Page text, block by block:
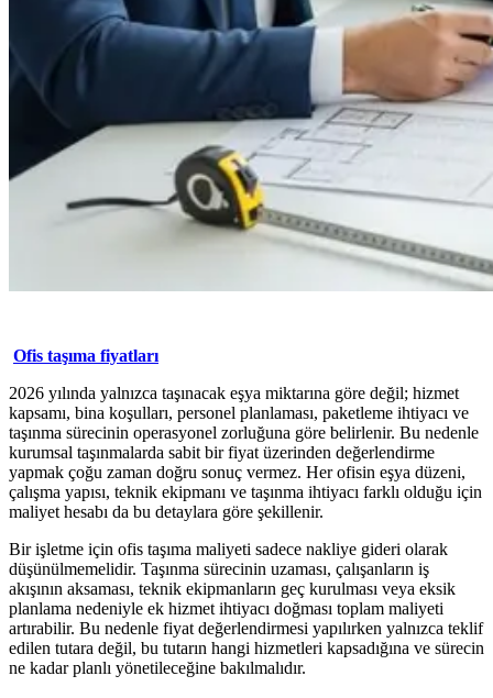
Ofis taşıma fiyatları
2026 yılında yalnızca taşınacak eşya miktarına göre değil; hizmet
kapsamı, bina koşulları, personel planlaması, paketleme ihtiyacı ve
taşınma sürecinin operasyonel zorluğuna göre belirlenir. Bu nedenle
kurumsal taşınmalarda sabit bir fiyat üzerinden değerlendirme
yapmak çoğu zaman doğru sonuç vermez. Her ofisin eşya düzeni,
çalışma yapısı, teknik ekipmanı ve taşınma ihtiyacı farklı olduğu için
maliyet hesabı da bu detaylara göre şekillenir.
Bir işletme için ofis taşıma maliyeti sadece nakliye gideri olarak
düşünülmemelidir. Taşınma sürecinin uzaması, çalışanların iş
akışının aksaması, teknik ekipmanların geç kurulması veya eksik
planlama nedeniyle ek hizmet ihtiyacı doğması toplam maliyeti
artırabilir. Bu nedenle fiyat değerlendirmesi yapılırken yalnızca teklif
edilen tutara değil, bu tutarın hangi hizmetleri kapsadığına ve sürecin
ne kadar planlı yönetileceğine bakılmalıdır.